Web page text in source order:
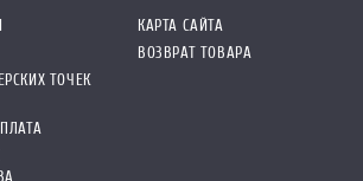
ТОЧЕК
КАРТА САЙТА
ВОЗВРАТ ТОВАРА